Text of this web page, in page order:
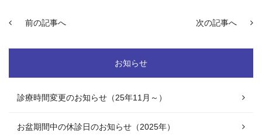
前の記事へ 次の記事へ
お知らせ
診療時間変更のお知らせ（25年11月～）
お盆期間中の休診日のお知らせ（2025年）